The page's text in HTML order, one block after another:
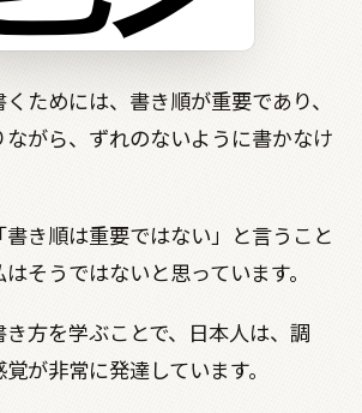
ためには、書き順が重要であり、
がら、ずれのないように書かなけ
き順は重要ではない」と言うこと
そうではないと思っています。
方を学ぶことで、日本人は、調
が非常に発達しています。